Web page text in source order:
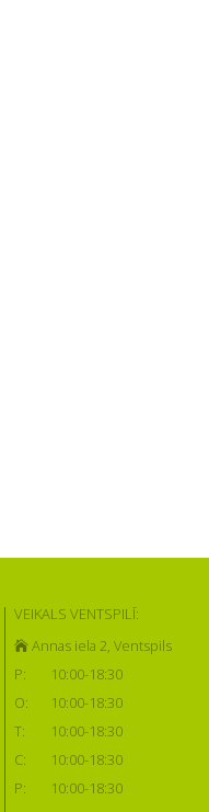
VEIKALS VENTSPILĪ:
Annas iela 2, Ventspils
P:
10:00-18:30
O:
10:00-18:30
T:
10:00-18:30
C:
10:00-18:30
P:
10:00-18:30